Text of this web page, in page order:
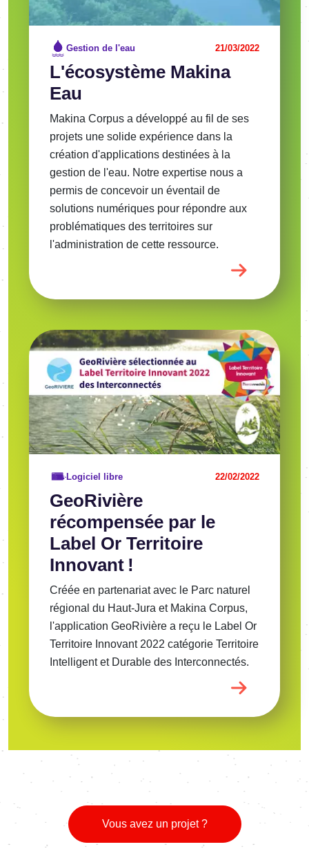
L'écosystème Makina
Eau
Gestion de l'eau 21/03/2022
Makina Corpus a développé au fil de ses
projets une solide expérience dans la
création d'applications destinées à la
gestion de l'eau. Notre expertise nous a
permis de concevoir un éventail de
solutions numériques pour répondre aux
problématiques des territoires sur
l'administration de cette ressource.
GeoRivière
récompensée par le
Label Or Territoire
Innovant !
Logiciel libre 22/02/2022
Créée en partenariat avec le Parc naturel
régional du Haut-Jura et Makina Corpus,
l'application GeoRivière a reçu le Label Or
Territoire Innovant 2022 catégorie Territoire
Intelligent et Durable des Interconnectés.
Voir l'article
Image
Vous avez un projet ?